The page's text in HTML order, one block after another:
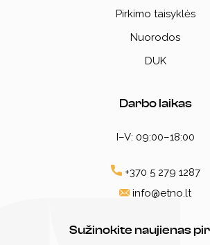
Pirkimo taisyklės
Nuorodos
DUK
Darbo laikas
I–V: 09:00–18:00
+370 5 279 1287
info@etno.lt
Sužinokite naujienas